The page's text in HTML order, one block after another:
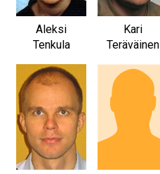
Aleksi
Tenkula
Kari
Teräväinen